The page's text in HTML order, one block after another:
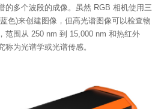
的多个波段的成像。虽然 RGB 相机使用三
色)来创建图像，但高光谱图像可以检查物
范围从 250 nm 到 15,000 nm 和热红外
为光谱学或光谱传感。